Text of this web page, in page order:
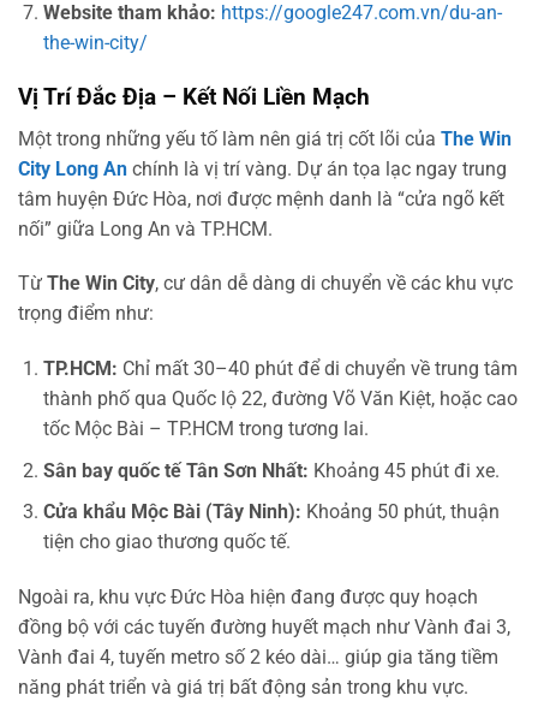
Website tham khảo: https://google247.com.vn/du-an-
the-win-city/
Vị Trí Đắc Địa – Kết Nối Liền Mạch
Một trong những yếu tố làm nên giá trị cốt lõi của The Win
City Long An chính là vị trí vàng. Dự án tọa lạc ngay trung
tâm huyện Đức Hòa, nơi được mệnh danh là “cửa ngõ kết
nối” giữa Long An và TP.HCM.
Từ The Win City, cư dân dễ dàng di chuyển về các khu vực
trọng điểm như:
TP.HCM: Chỉ mất 30–40 phút để di chuyển về trung tâm
thành phố qua Quốc lộ 22, đường Võ Văn Kiệt, hoặc cao
tốc Mộc Bài – TP.HCM trong tương lai.
Sân bay quốc tế Tân Sơn Nhất: Khoảng 45 phút đi xe.
Cửa khẩu Mộc Bài (Tây Ninh): Khoảng 50 phút, thuận
tiện cho giao thương quốc tế.
Ngoài ra, khu vực Đức Hòa hiện đang được quy hoạch
đồng bộ với các tuyến đường huyết mạch như Vành đai 3,
Vành đai 4, tuyến metro số 2 kéo dài… giúp gia tăng tiềm
năng phát triển và giá trị bất động sản trong khu vực.